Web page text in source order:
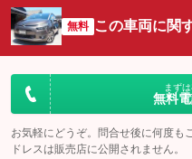
無料 この車両に関
まず
無料
お気軽にどうぞ。問合せ後に何度も
ドレスは販売店に公開されません。